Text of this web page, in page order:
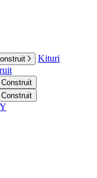
Kituri